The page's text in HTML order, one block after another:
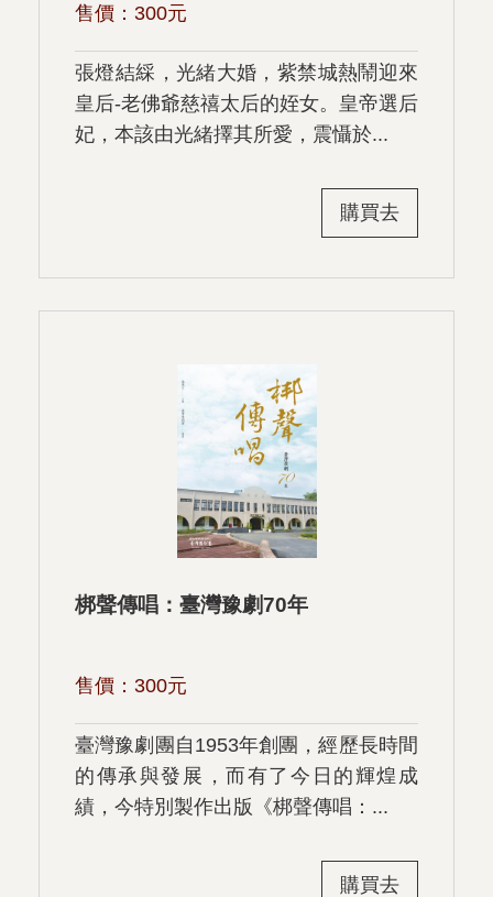
售價： 300元
張燈結綵，光緒大婚，紫禁城熱鬧迎來
皇后-老佛爺慈禧太后的姪女。皇帝選后
妃，本該由光緒擇其所愛，震懾於...
購買去
梆聲傳唱：臺灣豫劇70年
售價： 300元
臺灣豫劇團自1953年創團，經歷長時間
的傳承與發展，而有了今日的輝煌成
績，今特別製作出版《梆聲傳唱：...
購買去